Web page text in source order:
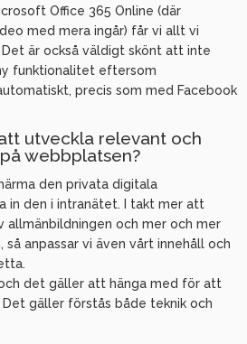
Office 365 Online (där
med mera ingår) får vi allt vi
är också väldigt skönt att inte
funktionalitet eftersom
precis som med Facebook
utveckla relevant och
webbplatsen?
den privata digitala
in den i intranätet. I takt mer att
allmänbildningen och mer och mer
så anpassar vi även vårt innehåll och
det gäller att hänga med för att
gäller förstås både teknik och